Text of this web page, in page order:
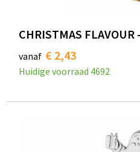
CHRISTMAS
vanaf € 2,43
Huidige voorraad 4692